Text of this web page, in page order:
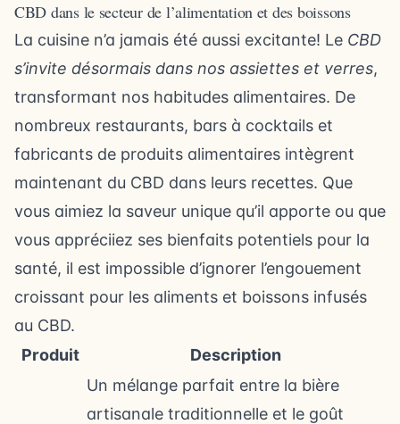
CBD dans le secteur de l’alimentation et des boissons
La cuisine n’a jamais été aussi excitante! Le CBD
s’invite désormais dans nos assiettes et verres,
transformant nos habitudes alimentaires. De
nombreux restaurants, bars à cocktails et
fabricants de produits alimentaires intègrent
maintenant du CBD dans leurs recettes. Que
vous aimiez la saveur unique qu’il apporte ou que
vous appréciiez ses bienfaits potentiels pour la
santé, il est impossible d’ignorer l’engouement
croissant pour les aliments et boissons infusés
au CBD.
Produit
Description
Un mélange parfait entre la bière
artisanale traditionnelle et le goût